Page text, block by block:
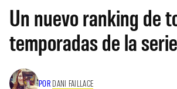
Un nuevo ranking de
temporadas de la serie
POR DANI FAILLACE